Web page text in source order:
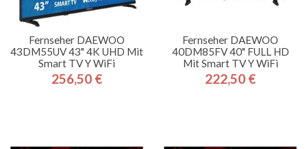
Fernseher DAEWOO
43DM55UV 43" 4K UHD Mit
Smart TV Y WiFi
Preis
256,50 €
Fernseher DAEWOO
40DM85FV 40" FULL HD
Mit Smart TV Y WiFi
Preis
222,50 €